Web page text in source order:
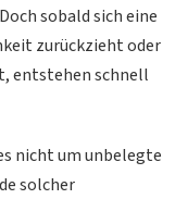
sobald sich eine
zurückzieht oder
entstehen schnell
nicht um unbelegte
solcher